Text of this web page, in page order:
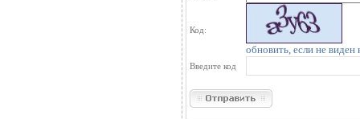
Код:
обновить, если не виден
Введите код